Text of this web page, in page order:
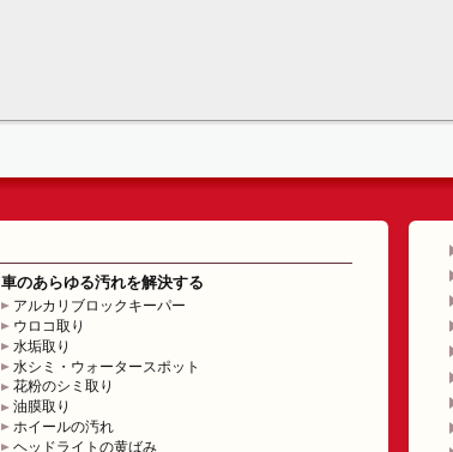
車のあらゆる汚れを解決する
アルカリブロックキーパー
ウロコ取り
水垢取り
水シミ・ウォータースポット
花粉のシミ取り
油膜取り
ホイールの汚れ
ヘッドライトの黄ばみ